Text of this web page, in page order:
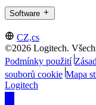
Software
CZ,cs
©2026 Logitech.
Podmínky použití
souborů cookie Mapa
Logitech